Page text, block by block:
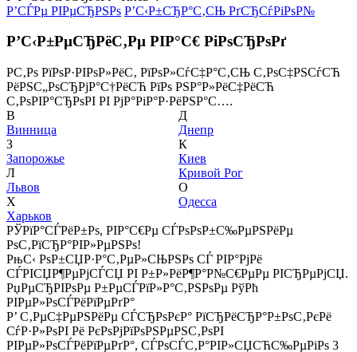
Р’СЃРµ РІРµСЂРЅРѕ Р’С‹Р±СЂР°С‚СЊ РґСЂСѓРіРѕР№
Р’С‹Р±РµСЂРёС‚Рµ РІР°С€ РіРѕСЂРѕРґ
Р­С‚Рѕ РїРѕР·РІРѕР»РёС‚ РїРѕР»СѓС‡Р°С‚СЊ С‚РѕС‡РЅСѓСЋ
РёРЅС„РѕСЂРјР°С†РёСЋ РїРѕ РЅР°Р»РёС‡РёСЋ
С‚РѕРІР°СЂРѕРІ РІ РјР°РіР°Р·РёРЅР°С….
В
Винница
З
Запорожье
Л
Львов
Х
Харьков
Д
Днепр
К
Киев
Кривой Рог
О
Одесса
РЎРїР°СЃРёР±Рѕ, РІР°С€Рµ СЃРѕРѕР±С‰РµРЅРёРµ
РѕС‚РїСЂР°РІР»РµРЅРѕ!
РњС‹ РѕР±СЏР·Р°С‚РµР»СЊРЅРѕ СЃ РІР°РјРё
СЃРІСЏР¶РµРјСЃСЏ РІ Р±Р»РёР¶Р°Р№С€РµРµ РІСЂРµРјСЏ.
РџРµСЂРІРѕРµ Р±РµСЃРїР»Р°С‚РЅРѕРµ РўРћ
РІРµР»РѕСЃРёРїРµРґР°
Р’ С‚РµС‡РµРЅРёРµ СЃСЂРѕРєР° РїСЂРёСЂР°Р±РѕС‚РєРё
СѓР·Р»РѕРІ Рё РєРѕРјРїРѕРЅРµРЅС‚РѕРІ
РІРµР»РѕСЃРёРїРµРґР°, СЃРѕСЃС‚Р°РІР»СЏСЋС‰РµРіРѕ 3